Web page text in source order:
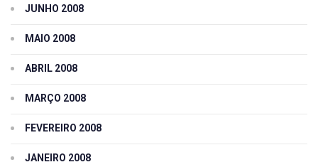
JUNHO 2008
MAIO 2008
ABRIL 2008
MARÇO 2008
FEVEREIRO 2008
JANEIRO 2008